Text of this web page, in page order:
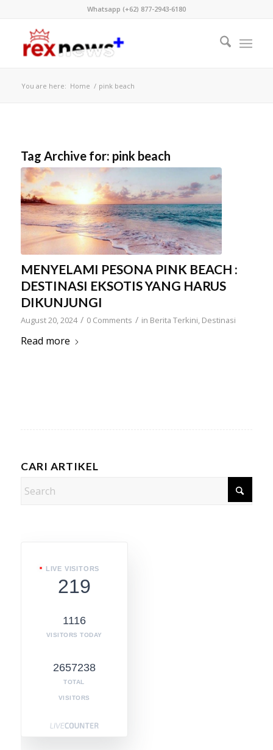
Whatsapp (+62) 877-2943-6180
You are here: Home / pink beach
Tag Archive for: pink beach
MENYELAMI PESONA PINK BEACH :
DESTINASI EKSOTIS YANG HARUS
DIKUNJUNGI
August 20, 2024 / 0 Comments / in Berita Terkini, Destinasi
Read more
CARI ARTIKEL
LIVE VISITORS
219
1116
VISITORS TODAY
2657238
TOTAL
VISITORS